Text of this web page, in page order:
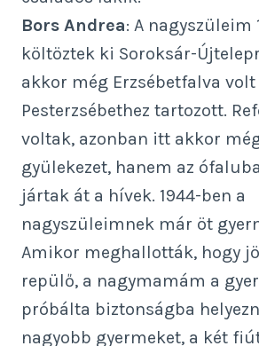
Bors Andrea: A nagyszüleim
költöztek ki Soroksár-
akkor még Erzsébetfalva volt
Pesterzsébethez tartozott.
voltak, azonban itt akkor
gyülekezet, hanem az
jártak át a hívek. 1944-ben a
nagyszüleimnek már öt
Amikor meghallották, hogy
repülő, a nagymamám a
próbálta biztonságba
nagyobb gyermeket, a két